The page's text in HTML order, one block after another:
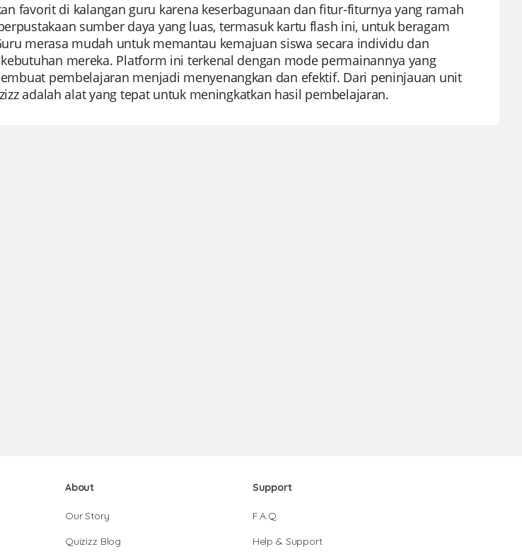
favorit di kalangan guru karena keserbagunaan dan fitur-fiturnya yang ramah
sumber daya yang luas, termasuk kartu flash ini, untuk beragam
merasa mudah untuk memantau kemajuan siswa secara individu dan
mereka. Platform ini terkenal dengan mode permainannya yang
pembelajaran menjadi menyenangkan dan efektif. Dari peninjauan unit
adalah alat yang tepat untuk meningkatkan hasil pembelajaran.
About
Our Story
Quizizz Blog
Support
F.A.Q.
Help & Support